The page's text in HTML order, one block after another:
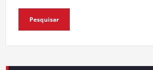
Pesquisar